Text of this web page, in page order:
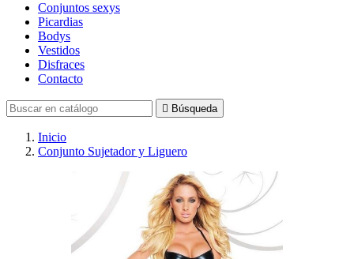
Conjuntos sexys
Picardias
Bodys
Vestidos
Disfraces
Contacto
 Búsqueda
Inicio
Conjunto Sujetador y Liguero